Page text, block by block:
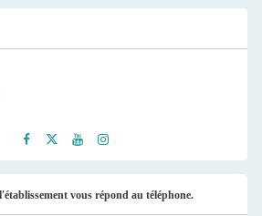
ook
er
be
ram
vous répond au téléphone.